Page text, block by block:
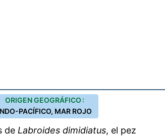
ORIGEN GEOGRÁFICO :
PACÍFICO, MAR ROJO
de Labroides dimidiatus, el pez